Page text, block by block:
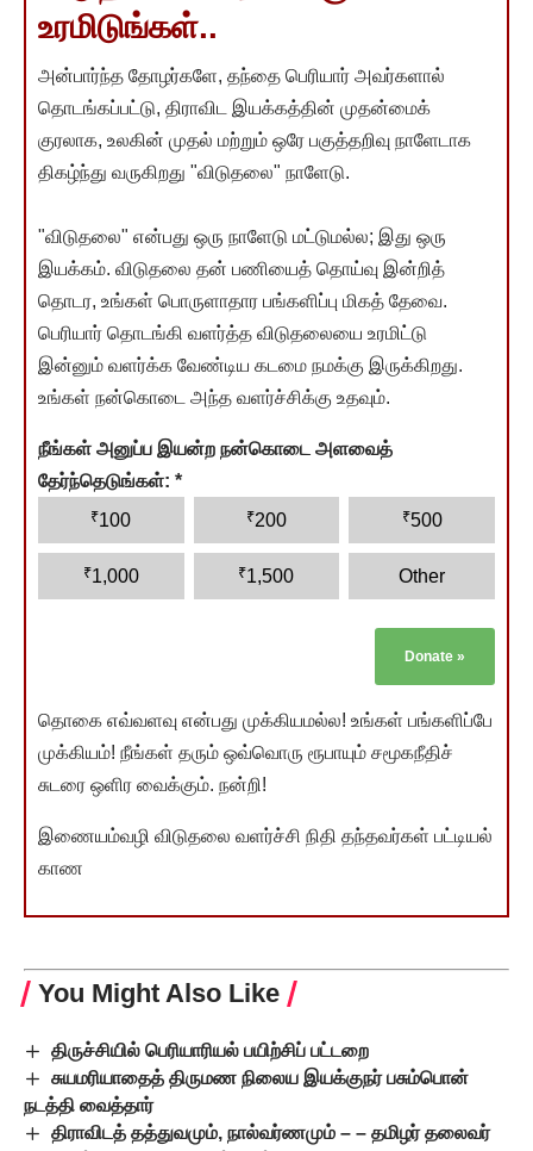
உரமிடுங்கள்..
அன்பார்ந்த தோழர்களே, தந்தை பெரியார் அவர்களால்
தொடங்கப்பட்டு, திராவிட இயக்கத்தின் முதன்மைக்
குரலாக, உலகின் முதல் மற்றும் ஒரே பகுத்தறிவு நாளேடாக
திகழ்ந்து வருகிறது "விடுதலை" நாளேடு.
"விடுதலை" என்பது ஒரு நாளேடு மட்டுமல்ல; இது ஒரு
இயக்கம். விடுதலை தன் பணியைத் தொய்வு இன்றித்
தொடர, உங்கள் பொருளாதார பங்களிப்பு மிகத் தேவை.
பெரியார் தொடங்கி வளர்த்த விடுதலையை உரமிட்டு
இன்னும் வளர்க்க வேண்டிய கடமை நமக்கு இருக்கிறது.
உங்கள் நன்கொடை அந்த வளர்ச்சிக்கு உதவும்.
நீங்கள் அனுப்ப இயன்ற நன்கொடை அளவைத்
தேர்ந்தெடுங்கள்: *
₹100 ₹200 ₹500
₹1,000 ₹1,500 Other
Donate »
தொகை எவ்வளவு என்பது முக்கியமல்ல! உங்கள் பங்களிப்பே
முக்கியம்! நீங்கள் தரும் ஒவ்வொரு ரூபாயும் சமூகநீதிச்
சுடரை ஒளிர வைக்கும். நன்றி!
இணையம்வழி விடுதலை வளர்ச்சி நிதி தந்தவர்கள் பட்டியல்
காண
You Might Also Like
திருச்சியில் பெரியாரியல் பயிற்சிப் பட்டறை
சுயமரியாதைத் திருமண நிலைய இயக்குநர் பசும்பொன்
நடத்தி வைத்தார்
திராவிடத் தத்துவமும், நால்வர்ணமும் – – தமிழர் தலைவர்